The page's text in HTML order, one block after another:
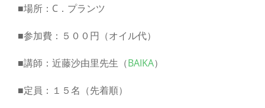
■場所：C．プランツ
■参加費：５００円（オイル代）
■講師：近藤沙由里先生（BAIKA）
■定員：１５名（先着順）